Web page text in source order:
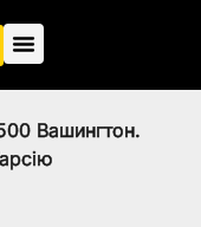
Вашингтон.